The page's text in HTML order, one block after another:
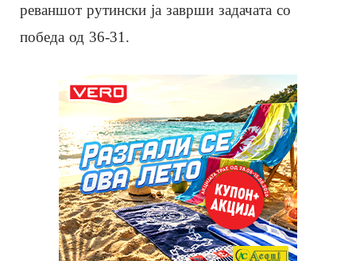
реваншот рутински ја заврши задачата со
победа од 36-31.